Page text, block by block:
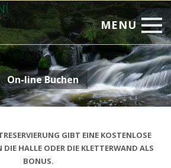
MENU
On-line Buchen
GIBT EINE KOSTENLOSE
HALLE ODER DIE KLETTERWAND ALS
BONUS.